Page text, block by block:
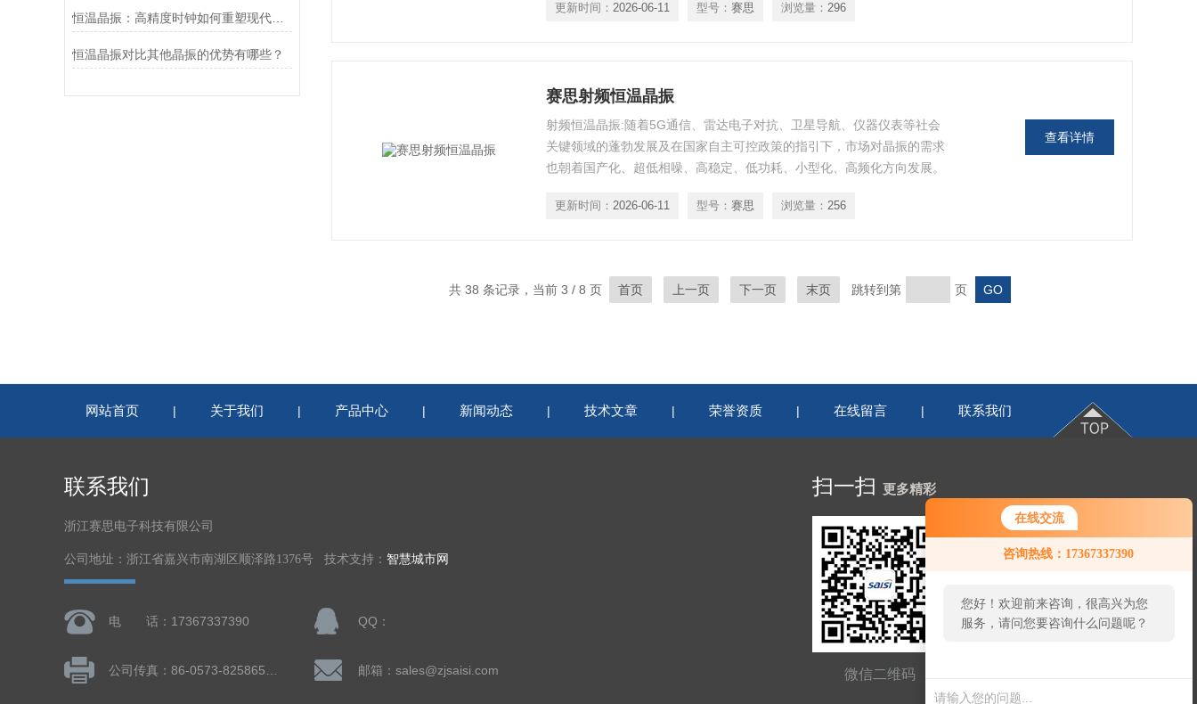
在线交流
咨询热线：17367337390
您好！欢迎前来咨询，很高兴为您
服务，请问您要咨询什么问题呢？
恒温晶振：高精度时钟如何重塑现代科技根基
恒温晶振对比其他晶振的优势有哪些？
更新时间： 2026-06-11 型号： 赛思 浏览量： 296
赛思射频恒温晶振
射频恒温晶振:随着5G通信、雷达电子对抗、卫星导航、仪器仪表等社会
关键领域的蓬勃发展及在国家自主可控政策的指引下，市场对晶振的需求
也朝着国产化、超低相噪、高稳定、低功耗、小型化、高频化方向发展。
更新时间： 2026-06-11 型号： 赛思 浏览量： 256
查看详情
共 38 条记录，当前 3 / 8 页 首页 上一页 下一页 末页 跳转到第 页
网站首页 | 关于我们 | 产品中心 | 新闻动态 | 技术文章 | 荣誉资质 | 在线留言 | 联系我们
联系我们
浙江赛思电子科技有限公司
公司地址：浙江省嘉兴市南湖区顺泽路1376号 技术支持： 智慧城市网
电 话：17367337390 QQ：
邮箱：sales@zjsaisi.com
扫一扫 更多精彩
微信二维码